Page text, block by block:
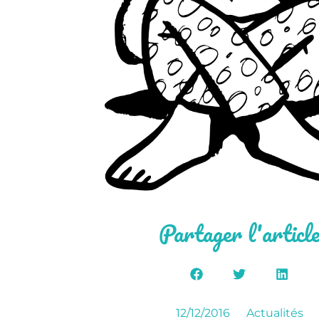
Partager l'article
12/12/2016 Actualités